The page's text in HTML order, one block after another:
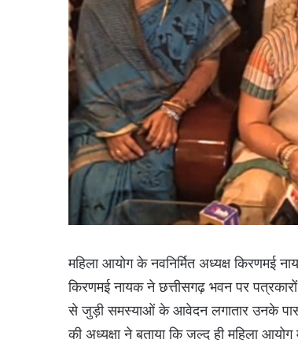
महिला आयोग के नवनिर्मित अध्यक्ष किरणमई
किरणमई नायक ने छत्तीसगढ़ भवन पर
से जुड़ी समस्याओं के आवेदन लगातार उनके पास
की अध्यक्षा ने बताया कि जल्द ही महिला